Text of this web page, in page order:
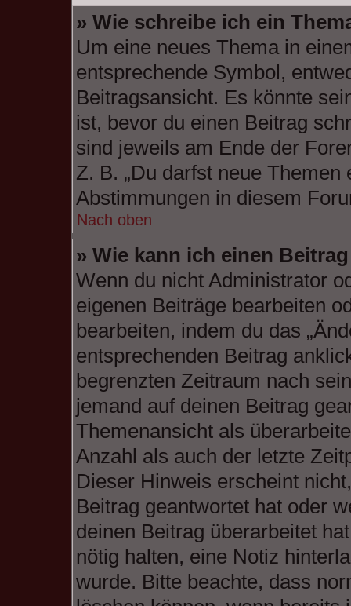
» Wie schreibe ich ein
Um eine neues Thema in
entsprechende Symbol,
Beitragsansicht. Es könnte
ist, bevor du einen Beitrag
sind jeweils am Ende der
Z. B. „Du darfst neue Themen
Abstimmungen in diesem
Nach oben
» Wie kann ich einen
Wenn du nicht Administrator
eigenen Beiträge bearbeiten
bearbeiten, indem du das
entsprechenden Beitrag
begrenzten Zeitraum nach
jemand auf deinen Beitrag
Themenansicht als
Anzahl als auch der letzte
Dieser Hinweis erscheint
Beitrag geantwortet hat oder
deinen Beitrag überarbeitet
nötig halten, eine Notiz
wurde. Bitte beachte, dass